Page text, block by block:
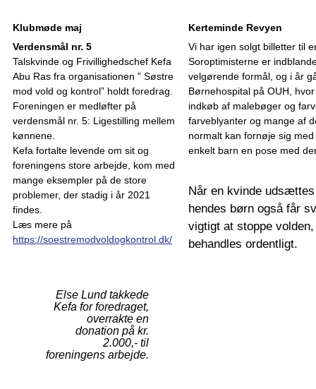
Klubmøde maj
Kerteminde Revyen
Verdensmål nr. 5
Talskvinde og Frivillighedschef Kefa
Abu Ras fra organisationen ” Søstre
mod vold og kontrol” holdt foredrag.
Foreningen er medløfter på
verdensmål nr. 5: Ligestilling mellem
kønnene.
Kefa fortalte levende om sit og
foreningens store arbejde, kom med
mange eksempler på de store
problemer, der stadig i år 2021
findes.
Læs mere på
https://soestremodvoldogkontrol.dk/
Else Lund takkede
Kefa for foredraget,
overrakte en
donation på kr.
2.000,- til
foreningens arbejde.
Vi har igen solgt billetter til
Soroptimisterne er
velgørende formål, og i år
Børnehospital på OUH,
indkøb af malebøger og
farveblyanter og mange af
normalt kan fornøje sig
enkelt barn en pose med
Når en kvinde
hendes børn også får
vigtigt at stoppe
behandles ordentligt.